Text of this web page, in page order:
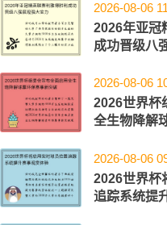
2026-08-06
2026年亚冠
成功晋级八
2026-08-06
2026世界杯
全生物降解
2026-08-06
2026世界杯
追踪系统提